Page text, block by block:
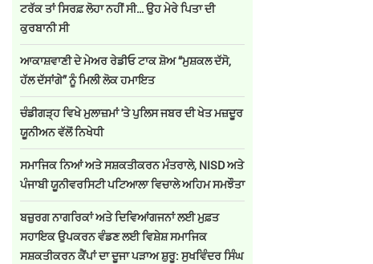
ਟਰੱਕ ਤਾਂ ਸਿਰਫ਼ ਲੋਹਾ ਨਹੀਂ ਸੀ… ਉਹ ਮੇਰੇ ਪਿਤਾ ਦੀ
ਕੁਰਬਾਨੀ ਸੀ
ਆਕਾਸ਼ਵਾਣੀ ਦੇ ਮੇਅਰ ਰੇਡੀਓ ਟਾਕ ਸ਼ੋਅ “ਮੁਸ਼ਕਲ ਦੱਸੋ,
ਹੱਲ ਦੱਸਾਂਗੇ” ਨੂੰ ਮਿਲੀ ਲੋਕ ਹਮਾਇਤ
ਚੰਡੀਗੜ੍ਹ ਵਿਖੇ ਮੁਲਾਜ਼ਮਾਂ 'ਤੇ ਪੁਲਿਸ ਜਬਰ ਦੀ ਖੇਤ ਮਜ਼ਦੂਰ
ਯੂਨੀਅਨ ਵੱਲੋਂ ਨਿਖੇਧੀ
ਸਮਾਜਿਕ ਨਿਆਂ ਅਤੇ ਸਸ਼ਕਤੀਕਰਨ ਮੰਤਰਾਲੇ, NISD ਅਤੇ
ਪੰਜਾਬੀ ਯੂਨੀਵਰਸਿਟੀ ਪਟਿਆਲਾ ਵਿਚਾਲੇ ਅਹਿਮ ਸਮਝੌਤਾ
ਬਜ਼ੁਰਗ ਨਾਗਰਿਕਾਂ ਅਤੇ ਦਿਵਿਆਂਗਜਨਾਂ ਲਈ ਮੁਫ਼ਤ
ਸਹਾਇਕ ਉਪਕਰਨ ਵੰਡਣ ਲਈ ਵਿਸ਼ੇਸ਼ ਸਮਾਜਿਕ
ਸਸ਼ਕਤੀਕਰਨ ਕੈਂਪਾਂ ਦਾ ਦੂਜਾ ਪੜਾਅ ਸ਼ੁਰੂ: ਸੁਖਵਿੰਦਰ ਸਿੰਘ